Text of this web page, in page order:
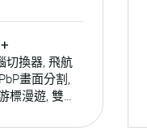
切換器, 飛航
畫面分割,
標漫遊, 雙向
AERO10+